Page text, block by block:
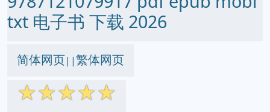
txt 电子书 下载 2026
简体网页||繁体网页
☆☆☆☆☆